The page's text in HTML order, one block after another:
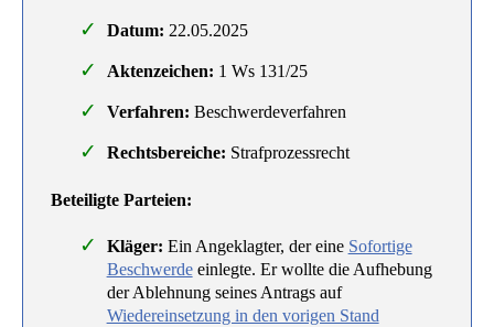
Datum: 22.05.2025
Aktenzeichen: 1 Ws 131/25
Verfahren: Beschwerdeverfahren
Rechtsbereiche: Strafprozessrecht
Beteiligte Parteien:
Kläger: Ein Angeklagter, der eine Sofortige
Beschwerdeeinlegte. Er wollte die Aufhebung
der Ablehnung seines Antrags auf
Wiedereinsetzung in den vorigen Stand